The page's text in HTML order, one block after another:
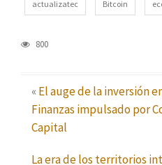
actualizatec Bitcoin
800
«El auge de la inversión
Finanzas impulsado por
Capital
La era de los territorios